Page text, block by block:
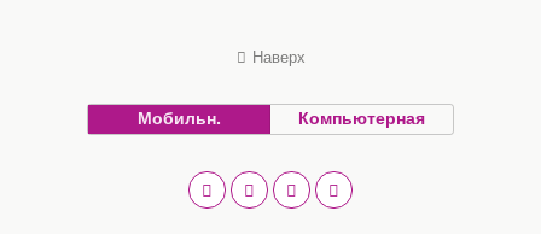
Наверх
Мобильн. Компьютерная